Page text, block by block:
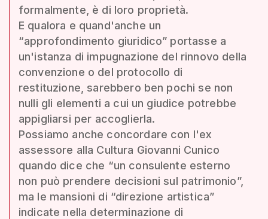
formalmente, è di loro proprietà.
E qualora e quand'anche un
“approfondimento giuridico” portasse a
un'istanza di impugnazione del rinnovo della
convenzione o del protocollo di
restituzione, sarebbero ben pochi se non
nulli gli elementi a cui un giudice potrebbe
appigliarsi per accoglierla.
Possiamo anche concordare con l'ex
assessore alla Cultura Giovanni Cunico
quando dice che “un consulente esterno
non può prendere decisioni sul patrimonio”,
ma le mansioni di “direzione artistica”
indicate nella determinazione di